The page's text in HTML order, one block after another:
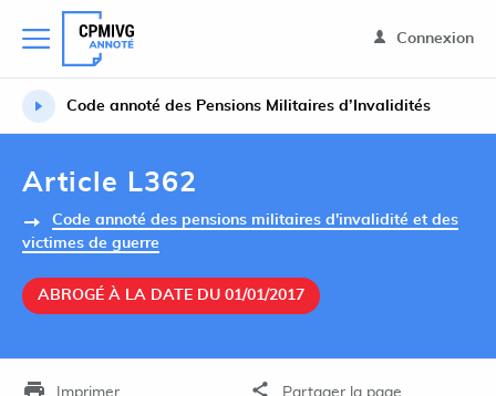
Connexion
Code annoté des Pensions Militaires d’Invalidités
Article L362
Code annoté des pensions militaires d'invalidité et des
victimes de guerre
ABROGÉ À LA DATE DU 01/01/2017
Imprimer Partager la page